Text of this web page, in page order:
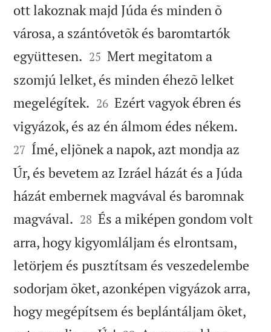
ott lakoznak majd Júda és minden õ
városa, a szántóvetõk és baromtartók
együttesen. 

25 Mert megitatom a
szomjú lelket, és minden éhezõ lelket
megelégítek. 

26 Ezért vagyok ébren és
vigyázok, és az én álmom édes nékem.
27 Ímé, eljõnek a napok, azt mondja az
Úr, és bevetem az Izráel házát és a Júda
házát embernek magvával és baromnak
magvával. 

28 És a miképen gondom volt
arra, hogy kigyomláljam és elrontsam,
letörjem és pusztítsam és veszedelembe
sodorjam õket, azonképen vigyázok arra,
hogy megépítsem és beplántáljam õket,